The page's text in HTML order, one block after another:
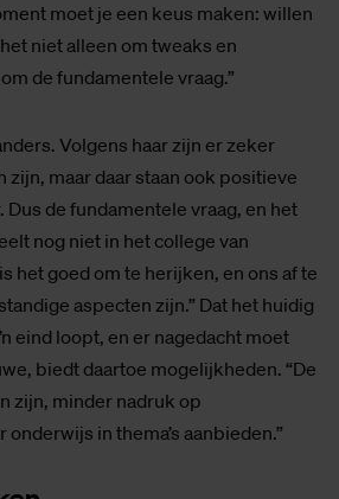
moet je een keus maken: willen
niet alleen om tweaks en
de fundamentele vraag.”
Volgens haar zijn er zeker
maar daar staan ook positieve
de fundamentele vraag, en het
nog niet in het college van
het goed om te herijken, en ons af te
aspecten zijn.” Dat het huidig
eind loopt, en er nagedacht moet
biedt daartoe mogelijkheden. “De
zijn, minder nadruk op
in thema’s aanbieden.”